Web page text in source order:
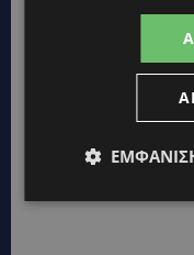
μητέρα τριών
ΚΑΤΑΓΓΕΛΙΑ:
έρευνες